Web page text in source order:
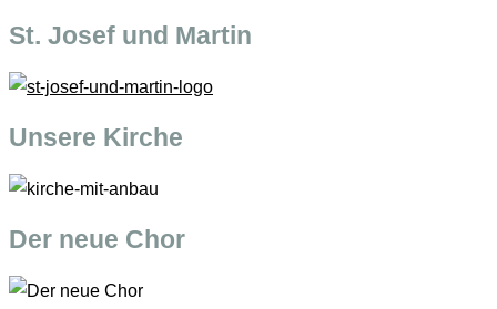
St. Josef und Martin
Unsere Kirche
Der neue Chor